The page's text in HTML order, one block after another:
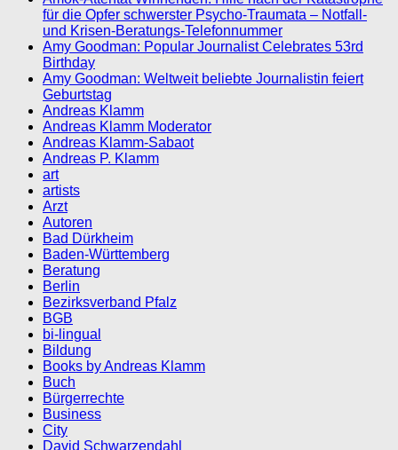
für die Opfer schwerster Psycho-Traumata – Notfall-
und Krisen-Beratungs-Telefonnummer
Amy Goodman: Popular Journalist Celebrates 53rd
Birthday
Amy Goodman: Weltweit beliebte Journalistin feiert
Geburtstag
Andreas Klamm
Andreas Klamm Moderator
Andreas Klamm-Sabaot
Andreas P. Klamm
art
artists
Arzt
Autoren
Bad Dürkheim
Baden-Württemberg
Beratung
Berlin
Bezirksverband Pfalz
BGB
bi-lingual
Bildung
Books by Andreas Klamm
Buch
Bürgerrechte
Business
City
David Schwarzendahl